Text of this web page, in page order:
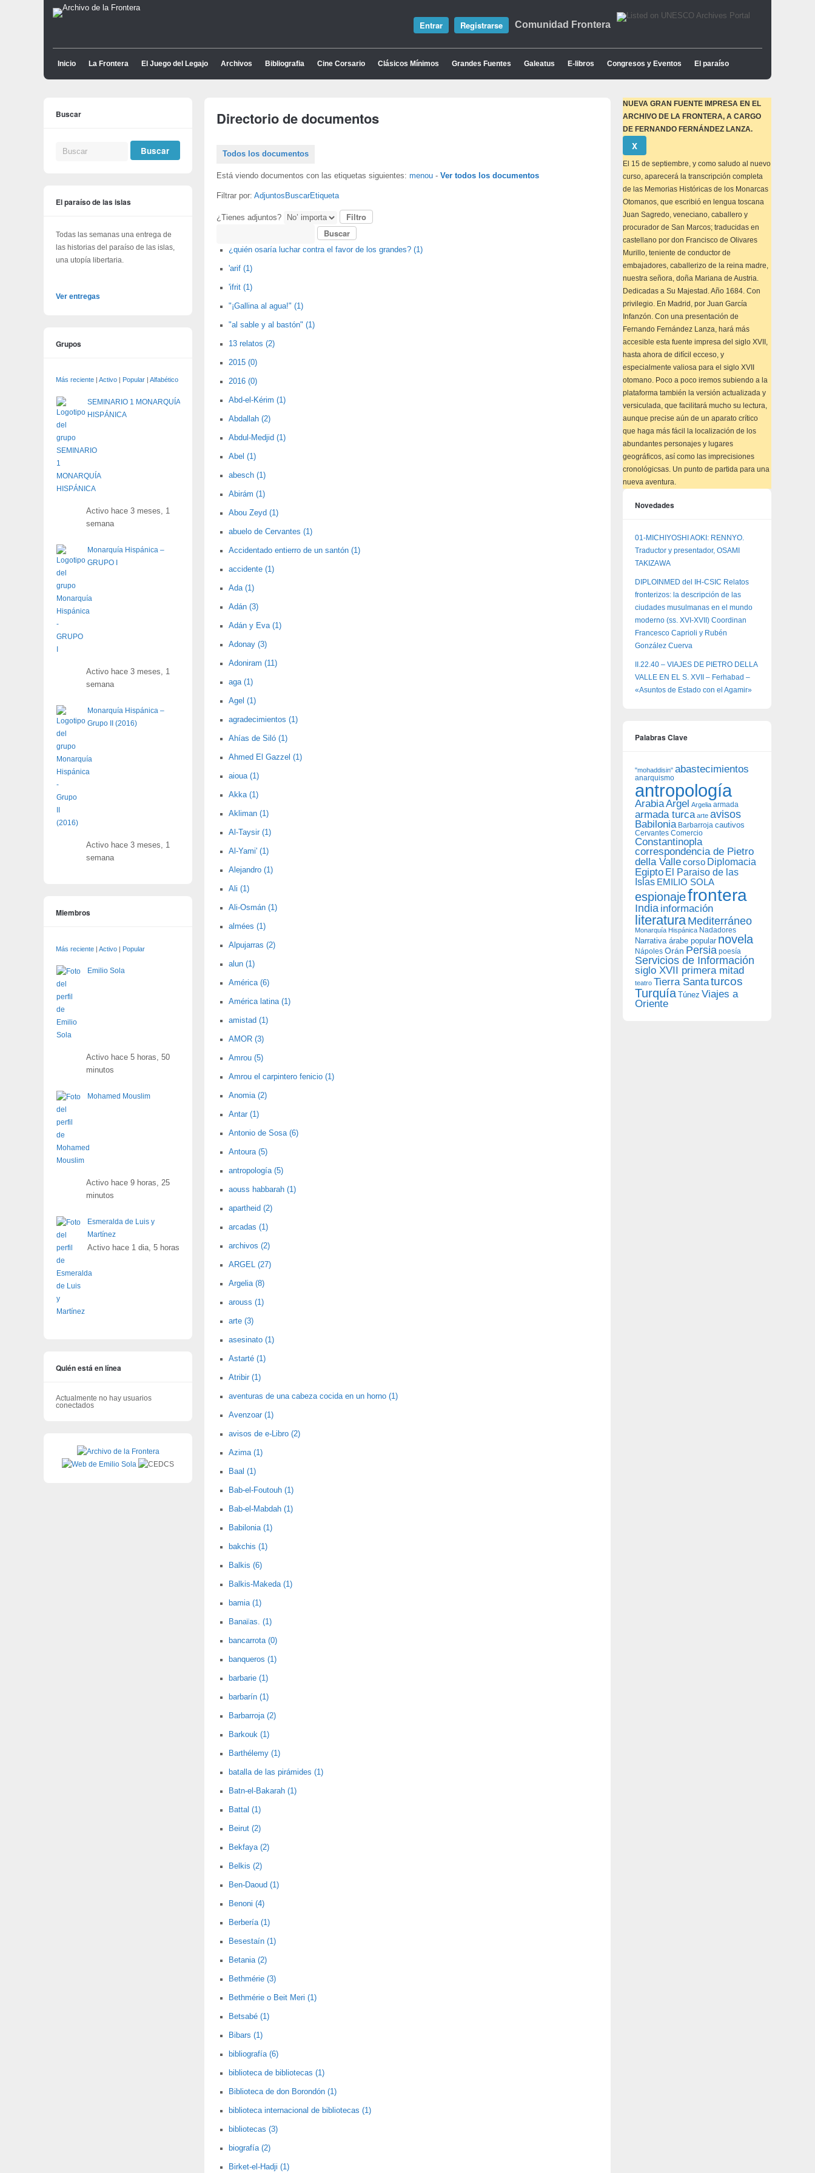
Comunidad Frontera
Entrar Registrarse
Inicio La Frontera El Juego del Legajo Archivos Bibliografia Cine Corsario Clásicos Mínimos Grandes Fuentes Galeatus E-libros Congresos y Eventos El paraíso
Directorio de documentos
Todos los documentos
Está viendo documentos con las etiquetas siguientes: menou - Ver todos los documentos
Filtrar por: Adjuntos BuscarEtiqueta
¿Tienes adjuntos?
¿quién osaría luchar contra el favor de los grandes? (1)
'arif (1)
'ifrit (1)
"¡Gallina al agua!" (1)
"al sable y al bastón" (1)
13 relatos (2)
2015 (0)
2016 (0)
Abd-el-Kérim (1)
Abdallah (2)
Abdul-Medjid (1)
Abel (1)
abesch (1)
Abirám (1)
Abou Zeyd (1)
abuelo de Cervantes (1)
Accidentado entierro de un santón (1)
accidente (1)
Ada (1)
Adán (3)
Adán y Eva (1)
Adonay (3)
Adoniram (11)
aga (1)
Agel (1)
agradecimientos (1)
Ahías de Siló (1)
Ahmed El Gazzel (1)
aioua (1)
Akka (1)
Akliman (1)
Al-Taysir (1)
Al-Yami' (1)
Alejandro (1)
Ali (1)
Ali-Osmán (1)
almées (1)
Alpujarras (2)
alun (1)
América (6)
América latina (1)
amistad (1)
AMOR (3)
Amrou (5)
Amrou el carpintero fenicio (1)
Anomia (2)
Antar (1)
Antonio de Sosa (6)
Antoura (5)
antropología (5)
aouss habbarah (1)
apartheid (2)
arcadas (1)
archivos (2)
ARGEL (27)
Argelia (8)
arouss (1)
arte (3)
asesinato (1)
Astarté (1)
Atribir (1)
aventuras de una cabeza cocida en un horno (1)
Avenzoar (1)
avisos de e-Libro (2)
Azima (1)
Baal (1)
Bab-el-Foutouh (1)
Bab-el-Mabdah (1)
Babilonia (1)
bakchis (1)
Balkis (6)
Balkis-Makeda (1)
bamia (1)
Banaïas. (1)
bancarrota (0)
banqueros (1)
barbarie (1)
barbarín (1)
Barbarroja (2)
Barkouk (1)
Barthélemy (1)
batalla de las pirámides (1)
Batn-el-Bakarah (1)
Battal (1)
Beirut (2)
Bekfaya (2)
Belkis (2)
Ben-Daoud (1)
Benoni (4)
Berbería (1)
Besestaín (1)
Betania (2)
Bethmérie (3)
Bethmérie o Beit Meri (1)
Betsabé (1)
Bibars (1)
bibliografía (6)
biblioteca de bibliotecas (1)
Biblioteca de don Borondón (1)
biblioteca internacional de bibliotecas (1)
bibliotecas (3)
biografía (2)
Birket-el-Hadji (1)
Buscar
El paraíso de las islas
Todas las semanas una entrega de
las historias del paraíso de las islas,
una utopía libertaria.
Ver entregas
Grupos
Más reciente Activo Popular Alfabético
SEMINARIO 1 MONARQUÍA
HISPÁNICA
Activo hace 3 meses, 1
semana
Monarquía Hispánica –
GRUPO I
Activo hace 3 meses, 1
semana
Monarquía Hispánica –
Grupo II (2016)
Activo hace 3 meses, 1
semana
Miembros
Más reciente | Activo | Popular
Emilio Sola
Activo hace 5 horas, 50
minutos
Mohamed Mouslim
Activo hace 9 horas, 25
minutos
Esmeralda de Luis y
Martínez
Activo hace 1 dia, 5 horas
Quién está en línea
Actualmente no hay usuarios
conectados
NUEVA GRAN FUENTE IMPRESA EN EL
ARCHIVO DE LA FRONTERA, A CARGO
DE FERNANDO FERNÁNDEZ LANZA.
Descartar
este
aviso
Χ
El 15 de septiembre, y como saludo al nuevo
curso, aparecerá la transcripción completa
de las Memorias Históricas de los Monarcas
Otomanos, que escribió en lengua toscana
Juan Sagredo, veneciano, caballero y
procurador de San Marcos; traducidas en
castellano por don Francisco de Olivares
Murillo, teniente de conductor de
embajadores, caballerizo de la reina madre,
nuestra señora, doña Mariana de Austria.
Dedicadas a Su Majestad. Año 1684. Con
privilegio. En Madrid, por Juan García
Infanzón. Con una presentación de
Fernando Fernández Lanza, hará más
accesible esta fuente impresa del siglo XVII,
hasta ahora de difícil ecceso, y
especialmente valiosa para el siglo XVII
otomano. Poco a poco iremos subiendo a la
plataforma también la versión actualizada y
versiculada, que facilitará mucho su lectura,
aunque precise aún de un aparato crítico
que haga más fácil la localización de los
abundantes personajes y lugares
geográficos, así como las imprecisiones
cronológicsas. Un punto de partida para una
nueva aventura.
Novedades
01-MICHIYOSHI AOKI: RENNYO.
Traductor y presentador, OSAMI
TAKIZAWA
DIPLOINMED del IH-CSIC Relatos
fronterizos: la descripción de las
ciudades musulmanas en el mundo
moderno (ss. XVI-XVII) Coordinan
Francesco Caprioli y Rubén
González Cuerva
II.22.40 – VIAJES DE PIETRO DELLA
VALLE EN EL S. XVII – Ferhabad –
«Asuntos de Estado con el Agamir»
Palabras Clave
"mohaddisin" abastecimientos
anarquismo
antropología
ArabiaArgel Argelia armada
armada turca arte avisos
Babilonia Barbarroja cautivos
Cervantes Comercio
Constantinopla
correspondencia de Pietro
della Vallecorso Diplomacia
Egipto El Paraiso de las
Islas EMILIO SOLA
espionajefrontera
India información
literatura Mediterráneo
Monarquía Hispánica Nadadores
Narrativa árabe popular novela
Nápoles Orán Persia poesía
Servicios de Información
siglo XVII primera mitad
teatro Tierra Santaturcos
Turquía Túnez Viajes a
Oriente